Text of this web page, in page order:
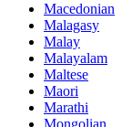
Macedonian
Malagasy
Malay
Malayalam
Maltese
Maori
Marathi
Mongolian